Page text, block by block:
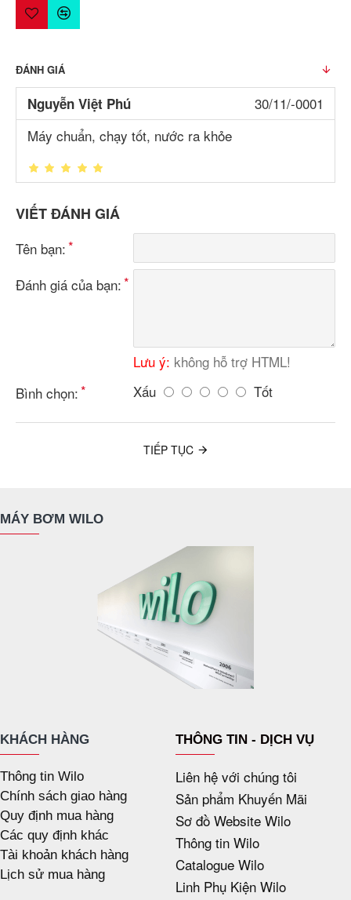
ĐÁNH GIÁ
Nguyễn Việt Phú
30/11/-0001
Máy chuẩn, chạy tốt, nước ra khỏe
VIẾT ĐÁNH GIÁ
Tên bạn:
Đánh giá của bạn:
Lưu ý: không hỗ trợ HTML!
Bình chọn:
Xấu Tốt
TIẾP TỤC
MÁY BƠM WILO
KHÁCH HÀNG
Thông tin Wilo
Chính sách giao hàng
Quy định mua hàng
Các quy định khác
Tài khoản khách hàng
Lịch sử mua hàng
THÔNG TIN - DỊCH VỤ
Liên hệ với chúng tôi
Sản phẩm Khuyến Mãi
Sơ đồ Website Wilo
Thông tin Wilo
Catalogue Wilo
Linh Phụ Kiện Wilo